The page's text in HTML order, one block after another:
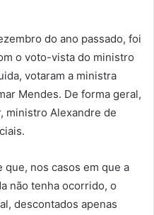
do ano passado, foi
o voto-vista do ministro
votaram a ministra
Mendes. De forma geral,
ministro Alexandre de
nos casos em que a
não tenha ocorrido, o
descontados apenas